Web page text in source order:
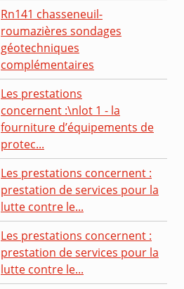
Rn141 chasseneuil-
roumazières sondages
géotechniques
complémentaires
Les prestations
concernent :\nlot 1 - la
fourniture d’équipements de
protec...
Les prestations concernent :
prestation de services pour la
lutte contre le...
Les prestations concernent :
prestation de services pour la
lutte contre le...